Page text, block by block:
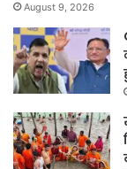
August 9, 2026